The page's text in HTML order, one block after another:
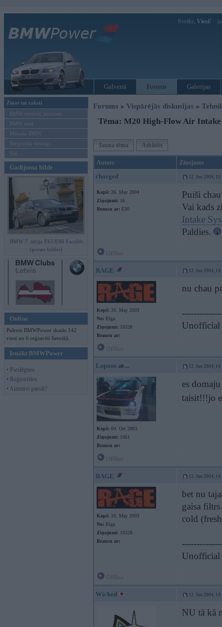
Sveiks, Viesi!
Galvenā Forums Galerijas
Ziņas un raksti
BMW modeļu jaunumi
BMW testi
Mēneša BMW
Sērijveida tūnings
Vel...
Gadījuma bilde
BMW 7. sērija E65/E66 Facelift
(preses bildes)
Online
Pašreiz BMWPower skatās 142
viesi un 6 reģistrēti lietotāji.
Ienākt BMWPower
• Pieslēgties
• Reģistrēties
• Aizmirsi paroli?
Forums » Vispārējās diskusijas »
Tēma: M20 High-Flow Air Intake
Jauna tēma Atbildēt
Autors Ziņojums
charged 12. Jun 2004,
Kopš: 26. May 2004
Ziņojumi: 16
Braucu ar: E30
Puiši
Vai kads
Intake
Paldies.
RAGE 12. Jun 2004,
Kopš: 26. May 2003
No: Rīga
Ziņojumi: 16328
Braucu ar:
nu chau
Unofficial
Lapans 12. Jun 2004,
Kopš: 04. Oct 2003
Ziņojumi: 1661
Braucu ar:
es
taisit!!!jo
RAGE 12. Jun 2004,
Kopš: 26. May 2003
No: Rīga
Ziņojumi: 16328
Braucu ar:
bet nu
gaisa
cold
Unofficial
Wicked 12. Jun 2004,
NU tā kā